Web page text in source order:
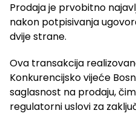
Prodaja je prvobitno
nakon potpisivanja
dvije strane.
Ova transakcija
Konkurencijsko vijeće
saglasnost na prodaju,
regulatorni uslovi za